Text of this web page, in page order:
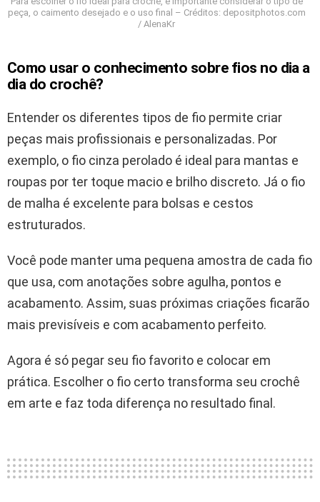
peça, o caimento desejado e o uso final – Créditos: depositphotos.com
/ AlenaKr
Como usar o conhecimento sobre fios no dia a
dia do crochê?
Entender os diferentes tipos de fio permite criar
peças mais profissionais e personalizadas. Por
exemplo, o fio cinza perolado é ideal para mantas e
roupas por ter toque macio e brilho discreto. Já o fio
de malha é excelente para bolsas e cestos
estruturados.
Você pode manter uma pequena amostra de cada fio
que usa, com anotações sobre agulha, pontos e
acabamento. Assim, suas próximas criações ficarão
mais previsíveis e com acabamento perfeito.
Agora é só pegar seu fio favorito e colocar em
prática. Escolher o fio certo transforma seu crochê
em arte e faz toda diferença no resultado final.